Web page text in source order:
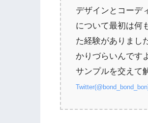
デザインとコーデ
について最初は何
た経験がありまし
かりづらいんです
サンプルを交えて